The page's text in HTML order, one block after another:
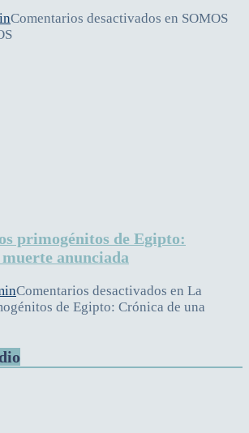
Comentarios desactivados en SOMOS
primogénitos de Egipto:
anunciada
Comentarios desactivados en La
de Egipto: Crónica de una